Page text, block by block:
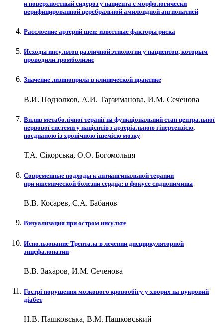
и поверхностный сидероз у пациента с морфологически
верифицированной церебральной амилоидной ангиопатией
Расслоение артерий шеи: известные факторы риска
Исходы инсультов различной этиологии у пациентов, которым
проводили тромболизис
Значение лизиноприла в клинической практике
В.И. Подзолков, А.И. Тарзиманова, И.М. Сеченова
Вплив метаболічної терапії на функціональний стан центральної
нервової системи у пацієнтів з артеріальною гіпертензією,
поєднаною із хронічною ішемією мозку
Т.А. Сікорська, О.О. Богомольця
Современные подходы к антиангинальной терапии
при ишемической болезни сердца: в фокусе сиднонимины
В.В. Косарев, С.А. Бабанов
Визуализация при остром инсульте
Использование Трентала в лечении дисциркуляторной
энцефалопатии
В.В. Захаров, И.М. Сеченова
Гострі порушення мозкового кровообігу у хворих на цукровий
діабет
Н.В. Пашковська, В.М. Пашковський